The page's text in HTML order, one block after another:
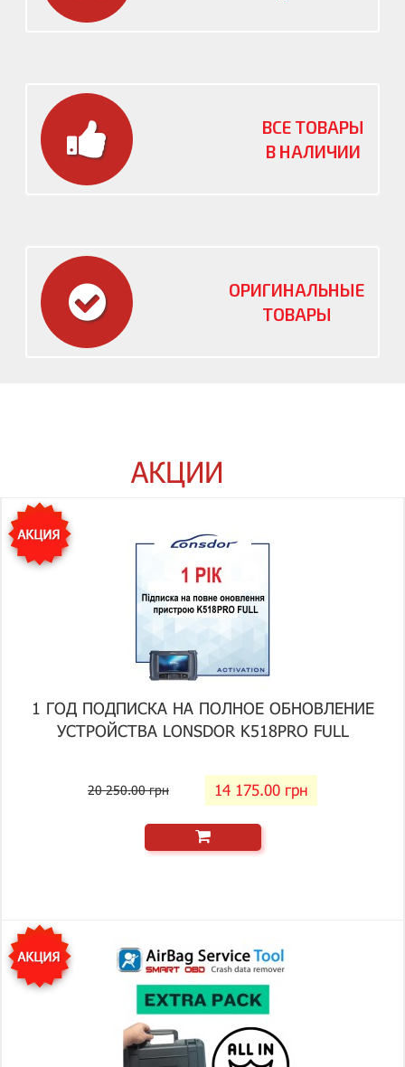
ВСЕ ТОВАРЫ
В НАЛИЧИИ
ОРИГИНАЛЬНЫЕ
ТОВАРЫ
АКЦИИ
1 ГОД ПОДПИСКА НА ПОЛНОЕ ОБНОВЛЕНИЕ
УСТРОЙСТВА LONSDOR K518PRO FULL
20 250.00 грн 14 175.00 грн